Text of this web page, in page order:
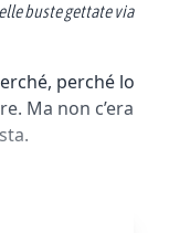
buste gettate via
perché lo
Ma non c’era